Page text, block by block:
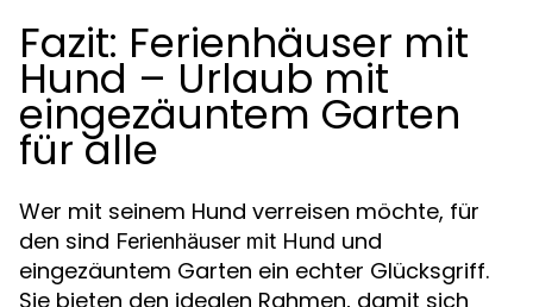
Fazit: Ferienhäuser mit
Hund – Urlaub mit
eingezäuntem Garten
für alle
Wer mit seinem Hund verreisen möchte, für
den sind Ferienhäuser mit Hund und
eingezäuntem Garten ein echter Glücksgriff.
Sie bieten den idealen Rahmen, damit sich